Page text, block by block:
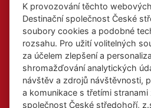
Přidat
Přihlášení
K provozování těchto
Destinační společnost České
soubory cookies a podobné
rozsahu. Pro užití volitelných
za účelem zlepšení a
shromažďování analytických
návštěv a zdrojů návštěvnosti,
a komunikace s třetími stranami
společnost České středohoří,